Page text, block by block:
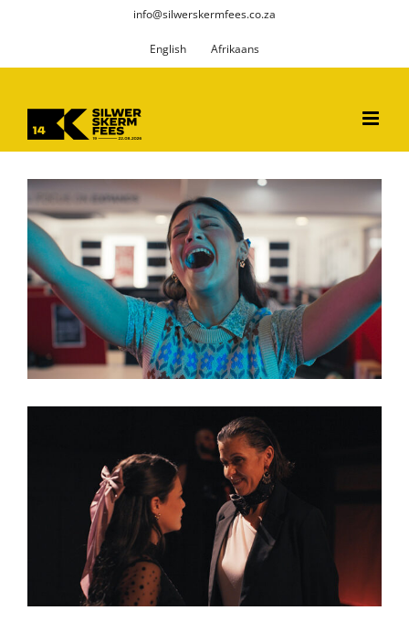
info@silwerskermfees.co.za
English Afrikaans